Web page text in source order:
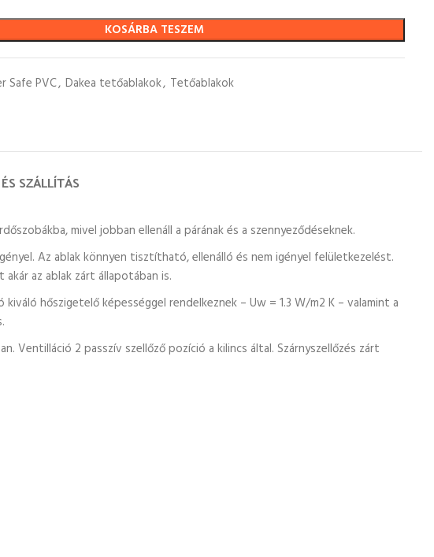
KOSÁRBA TESZEM
Safe PVC, Dakea tetőablakok, Tetőablakok
SZÁLLÍTÁS
mivel jobban ellenáll a párának és a szennyeződéseknek.
Az ablak könnyen tisztítható, ellenálló és nem igényel felületkezelést.
az ablak zárt állapotában is.
hőszigetelő képességgel rendelkeznek – Uw = 1.3 W/m2 K – valamint a
Ventilláció 2 passzív szellőző pozíció a kilincs által. Szárnyszellőzés zárt